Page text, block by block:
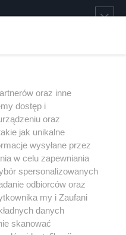
Instagram Youtube
oraz inne
dostęp i
oraz
jak unikalne
wysyłane przez
w celu zapewniania
spersonalizowanych
odbiorców oraz
my i Zaufani
danych
skanować